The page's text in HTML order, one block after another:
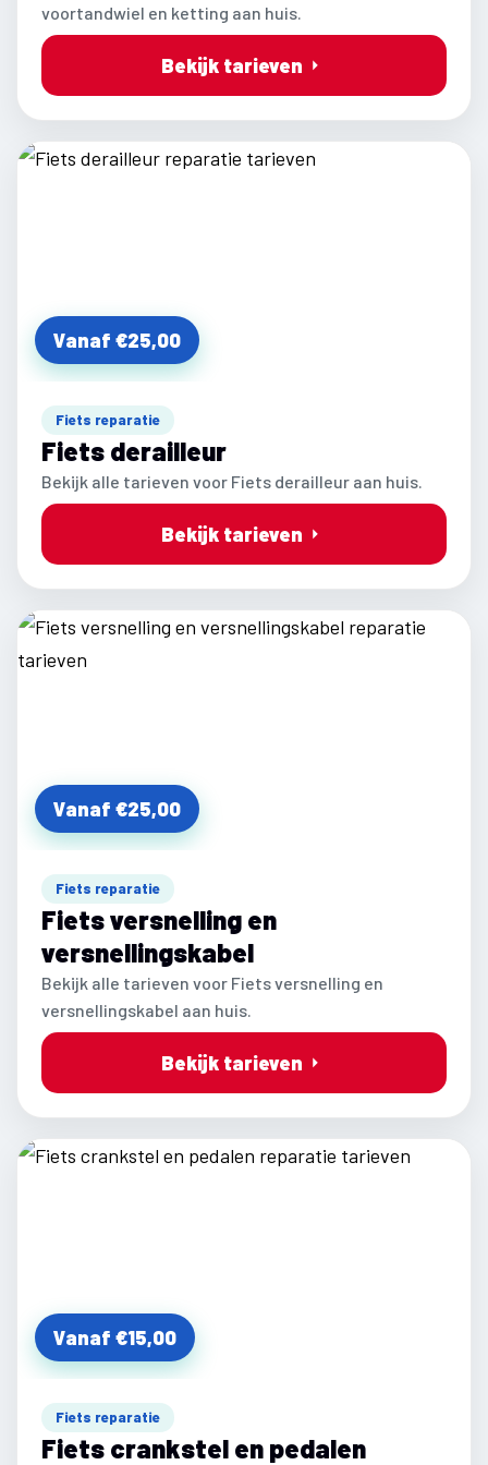
voortandwiel en ketting aan huis.
Bekijk tarieven
Vanaf €25,00
Fiets reparatie
Fiets derailleur
Bekijk alle tarieven voor Fiets derailleur aan huis.
Bekijk tarieven
Vanaf €25,00
Fiets reparatie
Fiets versnelling en
versnellingskabel
Bekijk alle tarieven voor Fiets versnelling en
versnellingskabel aan huis.
Bekijk tarieven
Vanaf €15,00
Fiets reparatie
Fiets crankstel en pedalen